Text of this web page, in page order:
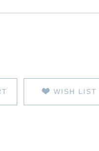
WISH LIST